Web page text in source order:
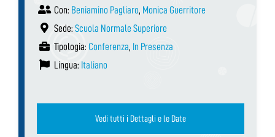
Con: Beniamino Pagliaro, Monica Guerritore
Sede: Scuola Normale Superiore
Tipologia: Conferenza, In Presenza
Lingua: Italiano
Vedi tutti i Dettagli e le Date